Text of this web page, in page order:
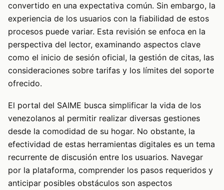
convertido en una expectativa común. Sin embargo, la
experiencia de los usuarios con la fiabilidad de estos
procesos puede variar. Esta revisión se enfoca en la
perspectiva del lector, examinando aspectos clave
como el inicio de sesión oficial, la gestión de citas, las
consideraciones sobre tarifas y los límites del soporte
ofrecido.
El portal del SAIME busca simplificar la vida de los
venezolanos al permitir realizar diversas gestiones
desde la comodidad de su hogar. No obstante, la
efectividad de estas herramientas digitales es un tema
recurrente de discusión entre los usuarios. Navegar
por la plataforma, comprender los pasos requeridos y
anticipar posibles obstáculos son aspectos